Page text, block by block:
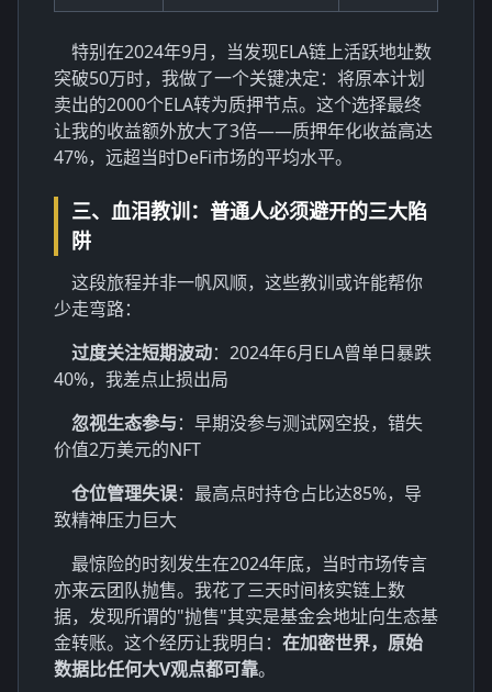
特别在2024年9月，当发现ELA链上活跃地址数
突破50万时，我做了一个关键决定：将原本计划
卖出的2000个ELA转为质押节点。这个选择最终
让我的收益额外放大了3倍——质押年化收益高达
47%，远超当时DeFi市场的平均水平。
三、血泪教训：普通人必须避开的三大陷
阱
这段旅程并非一帆风顺，这些教训或许能帮你
少走弯路：
过度关注短期波动：2024年6月ELA曾单日暴跌
40%，我差点止损出局
忽视生态参与：早期没参与测试网空投，错失
价值2万美元的NFT
仓位管理失误：最高点时持仓占比达85%，导
致精神压力巨大
最惊险的时刻发生在2024年底，当时市场传言
亦来云团队抛售。我花了三天时间核实链上数
据，发现所谓的"抛售"其实是基金会地址向生态基
金转账。这个经历让我明白： 在加密世界，原始
数据比任何大V观点都可靠。